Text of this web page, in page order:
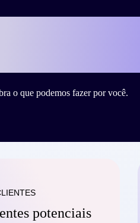
o que podemos fazer por você.
potenciais